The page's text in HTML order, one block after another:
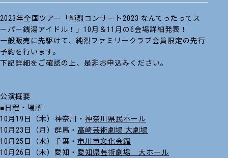
2023年全国ツアー「純烈コンサート2023 なんてったってス
ーパー銭湯アイドル！」10月＆11月の6会場詳細発表！
一般販売に先駆けて、純烈ファミリークラブ会員限定の先行
予約を行います。
下記詳細をご確認の上、是非お申込みください。
公演概要
■日程・場所
10月19日（木）神奈川・ 神奈川県民ホール
10月23日（月）群馬・ 高崎芸術劇場 大劇場
10月25日（水）千葉・ 市川市文化会館
10月26日（木）愛知・ 愛知県芸術劇場 大ホール